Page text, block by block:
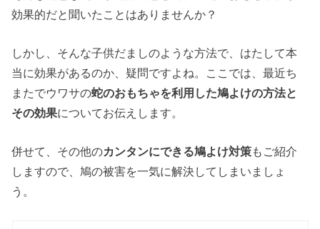
効果的だと聞いたことはありませんか？
しかし、そんな子供だましのような方法で、はたして本
当に効果があるのか、疑問ですよね。ここでは、最近ち
またでウワサの蛇のおもちゃを利用した鳩よけの方法と
その効果についてお伝えします。
併せて、その他のカンタンにできる鳩よけ対策もご紹介
しますので、鳩の被害を一気に解決してしまいましょ
う。